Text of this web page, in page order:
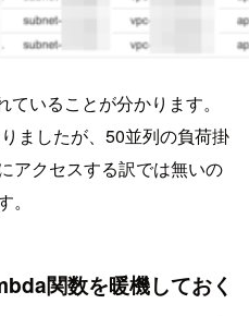
いることが分かります。
ましたが、50並列の負荷掛
アクセスする訳では無いの
関数を暖機しておく